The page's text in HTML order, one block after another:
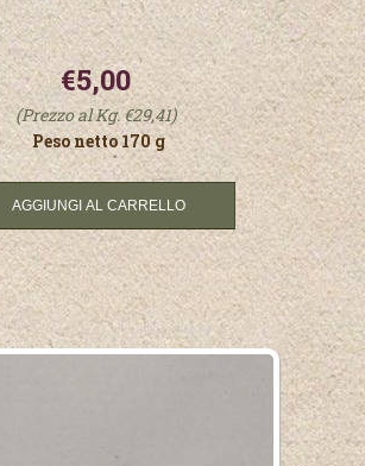
€5,00
(Prezzo al Kg. €29,41)
Peso netto 170 g